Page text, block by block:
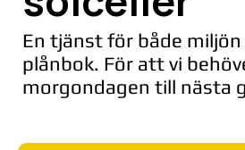
En tjänst för både miljön
plånbok. För att vi
morgondagen till nästa